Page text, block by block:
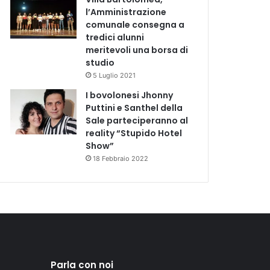
l’Amministrazione
comunale consegna a
tredici alunni
meritevoli una borsa di
studio
5 Luglio 2021
I bovolonesi Jhonny
Puttini e Santhel della
Sale parteciperanno al
reality “Stupido Hotel
Show”
18 Febbraio 2022
Parla con noi